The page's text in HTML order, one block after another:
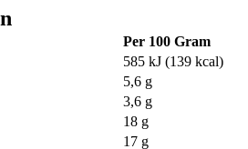
Per 100 Gram
585 kJ (139 kcal)
5,6 g
3,6 g
18 g
17 g